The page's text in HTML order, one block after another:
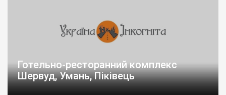
Готельно-ресторанний комплекс
Шервуд, Умань, Піківець